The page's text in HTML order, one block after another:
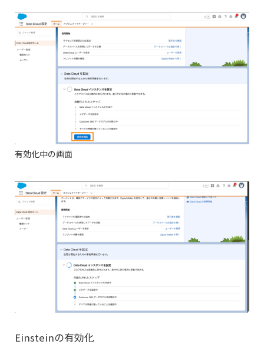
有効化中の画面
Einsteinの有効化